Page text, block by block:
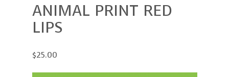
ANIMAL PRINT RED
LIPS
$25.00